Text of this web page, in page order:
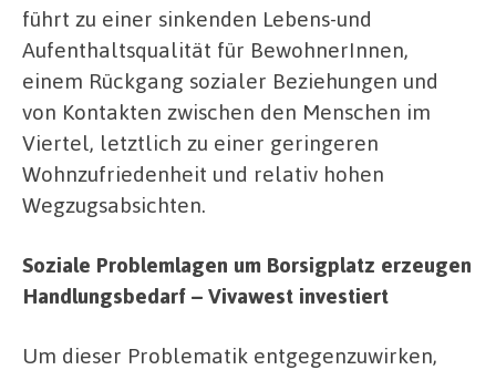
führt zu einer sinkenden Lebens-und
Aufenthaltsqualität für BewohnerInnen,
einem Rückgang sozialer Beziehungen und
von Kontakten zwischen den Menschen im
Viertel, letztlich zu einer geringeren
Wohnzufriedenheit und relativ hohen
Wegzugsabsichten.
Soziale Problemlagen um Borsigplatz erzeugen
Handlungsbedarf – Vivawest investiert
Um dieser Problematik entgegenzuwirken,